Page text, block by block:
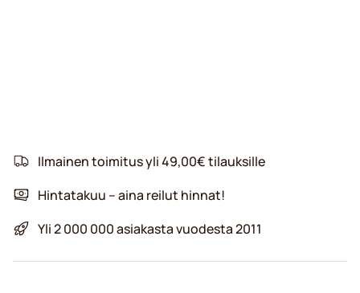
Ilmainen toimitus yli 49,00€ tilauksille
Hintatakuu – aina reilut hinnat!
Yli 2 000 000 asiakasta vuodesta 2011